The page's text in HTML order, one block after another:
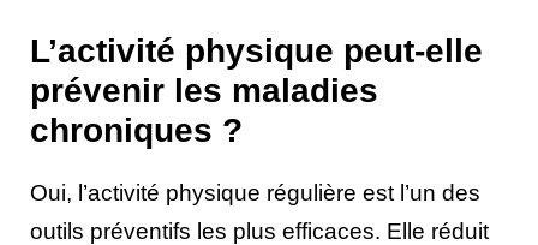
L’activité physique peut-elle
prévenir les maladies
chroniques ?
Oui, l’activité physique régulière est l’un des
outils préventifs les plus efficaces. Elle réduit